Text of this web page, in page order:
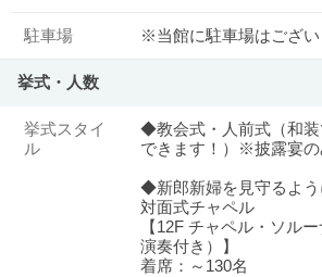
駐車場 ※当館に駐車場はござい
挙式・人数
挙式スタイ
ル
◆教会式・人前式（和装
できます！）※披露宴
◆新郎新婦を見守るよう
対面式チャペル
【12F チャペル・ソル
演奏付き）】
着席：～130名